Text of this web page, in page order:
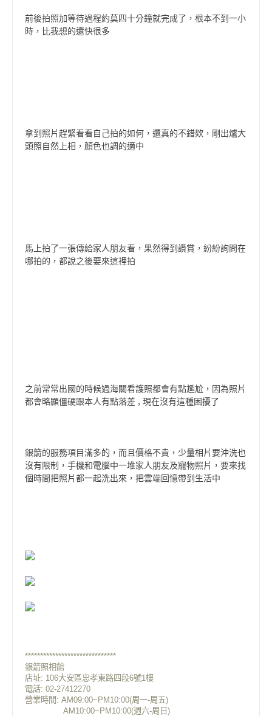
前後拍照加等待過程約莫四十分鐘就完成了，根本不到一小
時，比我想的還快很多
拿到照片趕緊看看自己拍的如何，還真的不錯欸，剛出爐大
頭照自然上相，顏色也調的適中
馬上拍了一張傳給家人朋友看，果然得到讚賞，紛紛詢問在
哪拍的，都說之後要來這裡拍
之前常常出國的時候過海關看護照都會有點尷尬，因為照片
都會略顯僵硬跟本人有點落差 , 現在沒有這種困擾了
銀箭的服務項目滿多的，而且價格不貴，少量相片要沖洗也
沒有限制，手機和電腦中一堆家人朋友及寵物照片，要來找
個時間把照片都一起洗出來，把雲端回憶帶到生活中
******************************
銀箭照相館
店址: 106大安區忠孝東路四段6號1樓
電話: 02-27412270
營業時間: AM09:00~PM10:00(周一-周五)
AM10:00~PM10:00(週六-周日)